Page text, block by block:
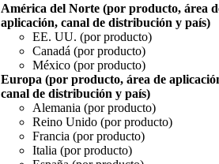
América del Norte (por producto, área
aplicación, canal de distribución y país)
EE. UU. (por producto)
Canadá (por producto)
México (por producto)
Europa (por producto, área de
canal de distribución y país)
Alemania (por producto)
Reino Unido (por producto)
Francia (por producto)
Italia (por producto)